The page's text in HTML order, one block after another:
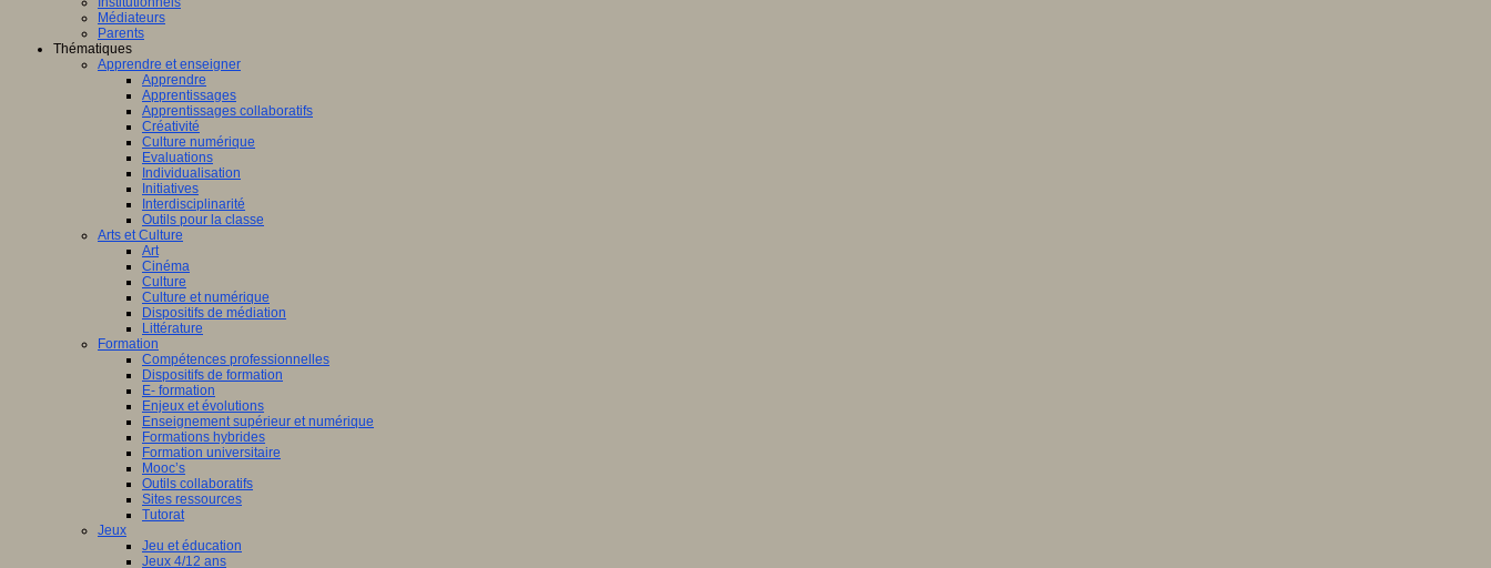
Médiateurs
Parents
Thématiques
Apprendre et enseigner
Apprendre
Apprentissages
Apprentissages collaboratifs
Créativité
Culture numérique
Evaluations
Individualisation
Initiatives
Interdisciplinarité
Outils pour la classe
Arts et Culture
Art
Cinéma
Culture
Culture et numérique
Dispositifs de médiation
Littérature
Formation
Compétences professionnelles
Dispositifs de formation
E- formation
Enjeux et évolutions
Enseignement supérieur et numérique
Formations hybrides
Formation universitaire
Mooc’s
Outils collaboratifs
Sites ressources
Tutorat
Jeux
Jeu et éducation
Jeux 4/12 ans